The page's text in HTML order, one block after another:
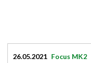
26.05.2021 Focus MK2